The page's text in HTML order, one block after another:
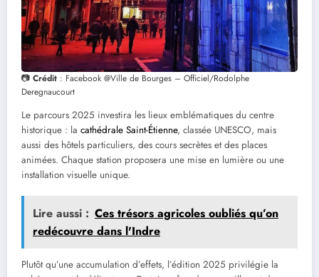
📷 Crédit : Facebook @Ville de Bourges – Officiel/Rodolphe
Deregnaucourt
Le parcours 2025 investira les lieux emblématiques du centre
historique : la cathédrale Saint-Étienne, classée UNESCO, mais
aussi des hôtels particuliers, des cours secrètes et des places
animées. Chaque station proposera une mise en lumière ou une
installation visuelle unique.
Lire aussi : Ces trésors agricoles oubliés qu’on
redécouvre dans l'Indre
Plutôt qu’une accumulation d’effets, l’édition 2025 privilégie la